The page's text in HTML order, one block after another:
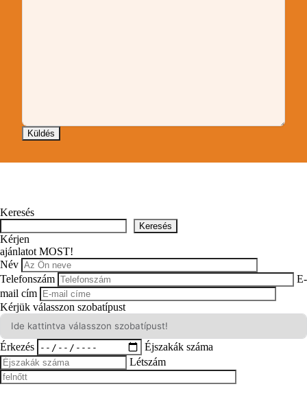
Keresés
Keresés
Kérjen
ajánlatot MOST!
Név
Telefonszám
E-
mail cím
Kérjük válasszon szobatípust
Érkezés
Éjszakák száma
Létszám